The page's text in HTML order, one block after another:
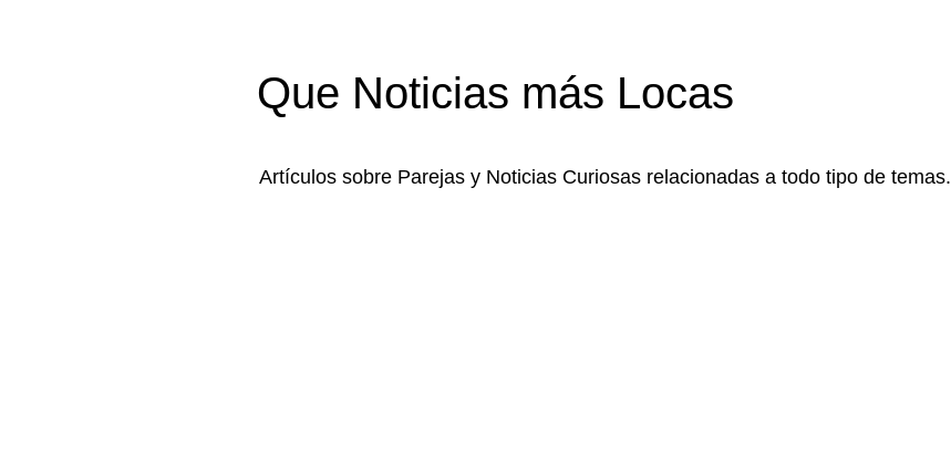
Que Noticias más Locas
Artículos sobre Parejas y Noticias Curiosas relacionadas a todo tipo de temas.